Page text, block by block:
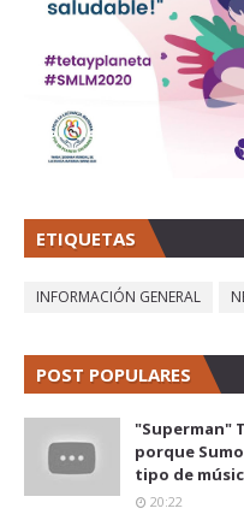
ETIQUETAS
INFORMACIÓN GENERAL
POST POPULARES
"Superman"
porque
tipo de
20:22